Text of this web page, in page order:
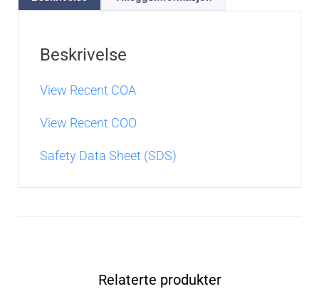
Beskrivelse
View Recent COA
View Recent COO
Safety Data Sheet (SDS)
Relaterte produkter